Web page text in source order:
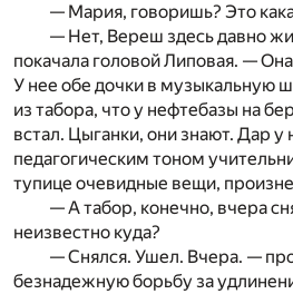
— Мария, говоришь? Это
— Нет, Вереш здесь давно
покачала головой Липовая. —
У нее обе дочки в музыкальную
из табора, что у нефтебазы на
встал. Цыганки, они знают. Дар у
педагогическим тоном
тупице очевидные вещи,
— А табор, конечно, вчера
неизвестно куда?
— Снялся. Ушел. Вчера. —
безнадежную борьбу за